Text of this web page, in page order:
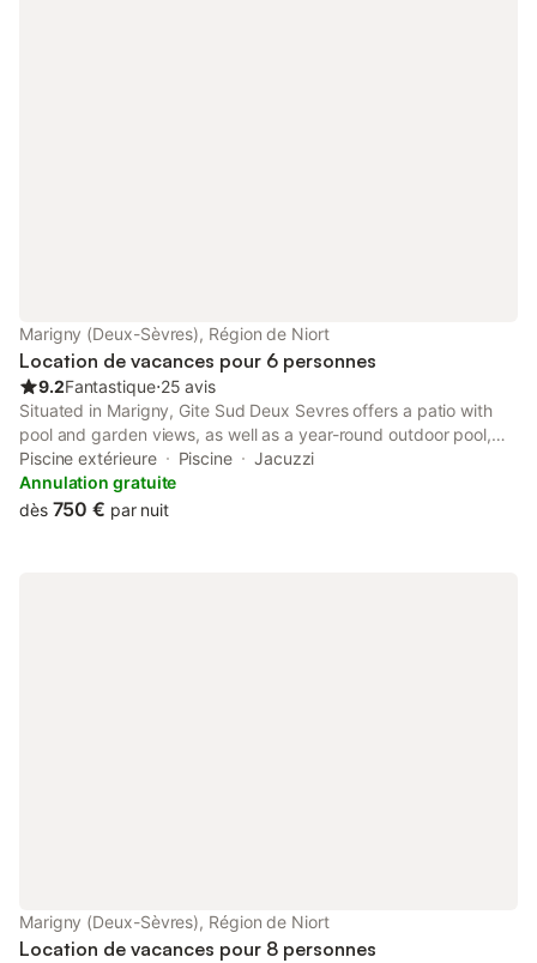
Marigny (Deux-Sèvres), Région de Niort
Location de vacances pour 6 personnes
9.2Fantastique⋅25 avis
Situated in Marigny, Gite Sud Deux Sevres offers a patio with
pool and garden views, as well as a year-round outdoor pool,
spa facilities and solarium. Featuring a 24-hour front desk, this
property also provides guests with a children's playground.
Piscine extérieure Piscine
Jacuzzi
Annulation gratuite
dès 750 € par nuit
Marigny (Deux-Sèvres), Région de Niort
Location de vacances pour 8 personnes